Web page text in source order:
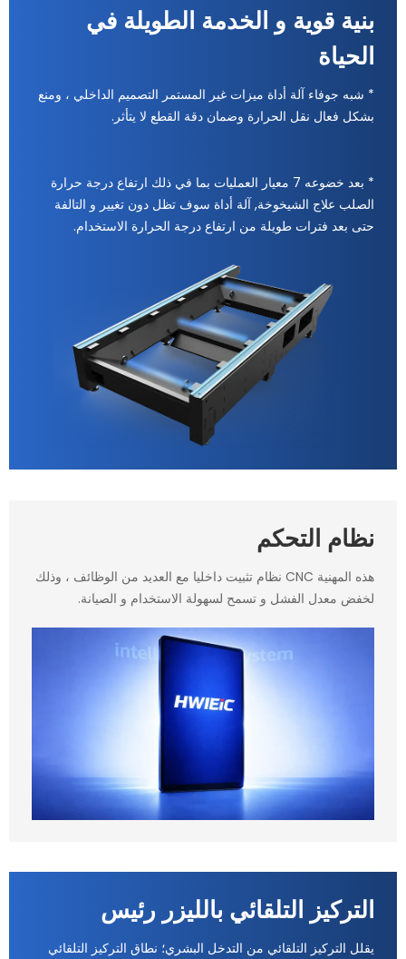
بنية قوية و الخدمة الطويلة في
الحياة
* شبه جوفاء آلة أداة ميزات غير المستمر التصميم الداخلي ، ومنع
بشكل فعال نقل الحرارة وضمان دقة القطع لا يتأثر.
* بعد خضوعه 7 معيار العمليات بما في ذلك ارتفاع درجة حرارة
الصلب علاج الشيخوخة, آلة أداة سوف تظل دون تغيير و التالفة
حتى بعد فترات طويلة من ارتفاع درجة الحرارة الاستخدام.
نظام التحكم
هذه المهنية CNC نظام تثبيت داخليا مع العديد من الوظائف ، وذلك
لخفض معدل الفشل و تسمح لسهولة الاستخدام و الصيانة.
التركيز التلقائي بالليزر رئيس
يقلل التركيز التلقائي من التدخل البشري؛ نطاق التركيز التلقائي